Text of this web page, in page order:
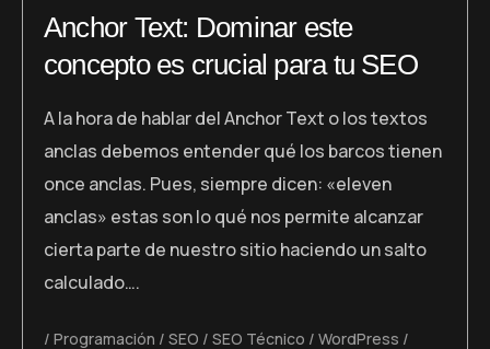
Anchor Text: Dominar este
concepto es crucial para tu SEO
A la hora de hablar del Anchor Text o los textos
anclas debemos entender qué los barcos tienen
once anclas. Pues, siempre dicen: «eleven
anclas» estas son lo qué nos permite alcanzar
cierta parte de nuestro sitio haciendo un salto
calculado….
Programación SEO SEO Técnico WordPress